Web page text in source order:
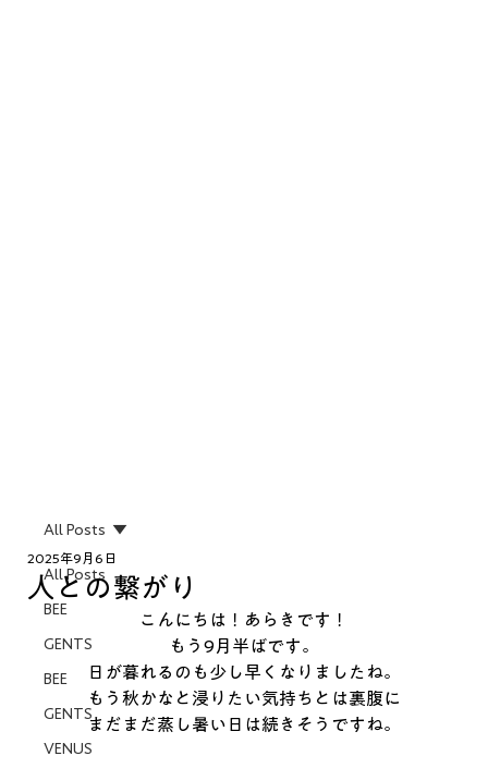
All Posts
BEE
GENTS
BEE
GENTS
VENUS
All Posts
人との繋がり
2025年9月6日
こんにちは！あらきです！
もう9月半ばです。
日が暮れるのも少し早くなりましたね。
もう秋かなと浸りたい気持ちとは裏腹に
まだまだ蒸し暑い日は続きそうですね。